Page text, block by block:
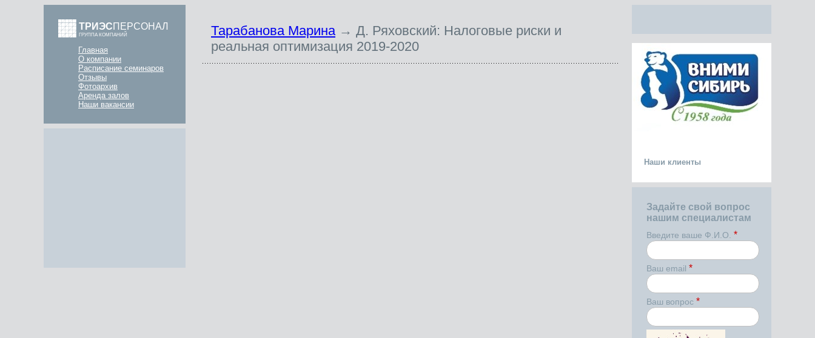
ТРИЭСПЕРСОНАЛ
ГРУППА КОМПАНИЙ
Главная
О компании
Расписание семинаров
Отзывы
Фотоархив
Аренда залов
Наши вакансии
Наши клиенты
Задайте свой вопрос
нашим специалистам
Введите ваше Ф.И.О. *
Ваш email *
Ваш вопрос *
Тарабанова Марина→ Д. Ряховский: Налоговые риски и
реальная оптимизация 2019-2020